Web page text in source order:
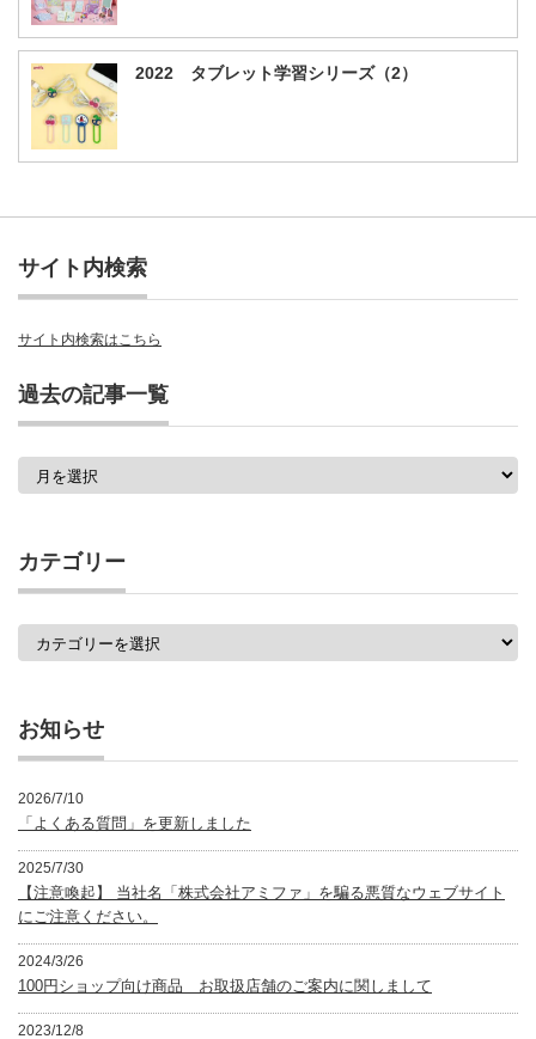
2022 タブレット学習シリーズ（2）
サイト内検索
サイト内検索はこちら
過去の記事一覧
一
覧
カテゴリー
お知らせ
2026/7/10
「よくある質問」を更新しました
2025/7/30
【注意喚起】 当社名「株式会社アミファ」を騙る悪質なウェブサイト
にご注意ください。
2024/3/26
100円ショップ向け商品 お取扱店舗のご案内に関しまして
2023/12/8